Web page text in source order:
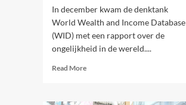
In december kwam de denktank
World Wealth and Income Database
(WID) met een rapport over de
ongelijkheid in de wereld....
Read MoreRead
Ongelijkheid